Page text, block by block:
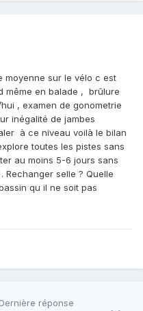
moyenne sur le vélo c est
même en balade , brûlure
, examen de gonometrie
inégalité de jambes
à ce niveau voilà le bilan
toutes les pistes sans
au moins 5-6 jours sans
Rechanger selle ? Quelle
qu il ne soit pas
réponse